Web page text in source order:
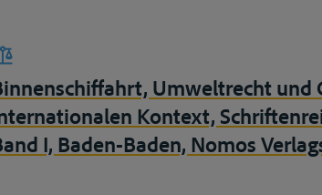
Umweltrecht und
Kontext,
I, Baden-Baden, Nomos